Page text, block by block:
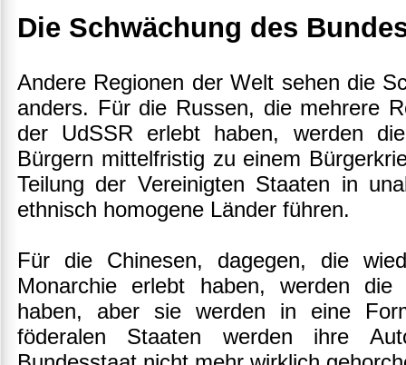
Die Schwächung des
Andere Regionen der Welt sehen die
anders. Für die Russen, die mehrere
der UdSSR erlebt haben, werden
Bürgern mittelfristig zu einem
Teilung der Vereinigten Staaten in
ethnisch homogene Länder führen.
Für die Chinesen, dagegen, die
Monarchie erlebt haben, werden die
haben, aber sie werden in eine
föderalen Staaten werden ihre